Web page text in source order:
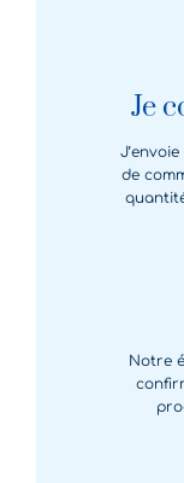
Je
de
Notre